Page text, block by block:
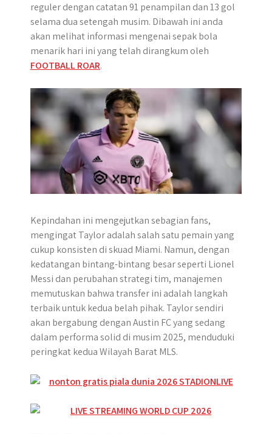
reguler dengan catatan 91 penampilan dan 13 gol
selama dua setengah musim. Dibawah ini anda
akan melihat informasi mengenai sepak bola
menarik hari ini yang telah dirangkum oleh
FOOTBALL ROAR.
Kepindahan ini mengejutkan sebagian fans,
mengingat Taylor adalah salah satu pemain yang
cukup konsisten di skuad Miami. Namun, dengan
kedatangan bintang-bintang besar seperti Lionel
Messi dan perubahan strategi tim, manajemen
memutuskan bahwa transfer ini adalah langkah
terbaik untuk kedua belah pihak. Taylor sendiri
akan bergabung dengan Austin FC yang sedang
dalam performa solid di musim 2025, menduduki
peringkat kedua Wilayah Barat MLS.